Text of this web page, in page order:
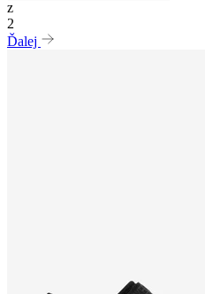
z
2
Ďalej